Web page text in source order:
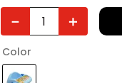
＋
－
Color